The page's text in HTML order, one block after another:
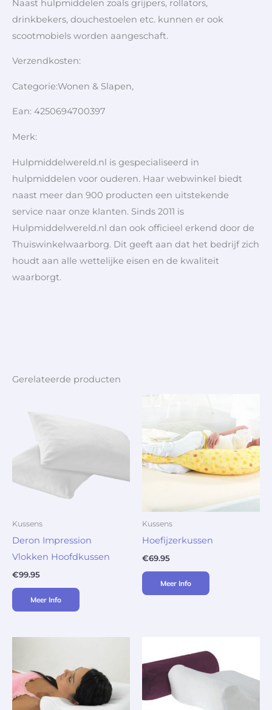
Naast hulpmiddelen zoals grijpers, rollators,
drinkbekers, douchestoelen etc. kunnen er ook
scootmobiels worden aangeschaft.
Verzendkosten:
Categorie:Wonen & Slapen,
Ean: 4250694700397
Merk:
Hulpmiddelwereld.nl is gespecialiseerd in
hulpmiddelen voor ouderen. Haar webwinkel biedt
naast meer dan 900 producten een uitstekende
service naar onze klanten. Sinds 2011 is
Hulpmiddelwereld.nl dan ook officieel erkend door de
Thuiswinkelwaarborg. Dit geeft aan dat het bedrijf zich
houdt aan alle wettelijke eisen en de kwaliteit
waarborgt.
Gerelateerde producten
Kussens
Deron Impression
Vlokken Hoofdkussen
€99.95
Meer Info
Kussens
Hoefijzerkussen
€69.95
Meer Info